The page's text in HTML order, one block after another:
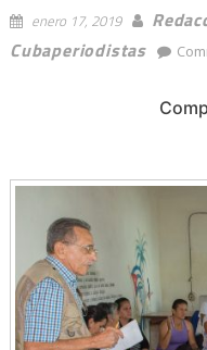
enero 17, 2019
Cubaperiodistas